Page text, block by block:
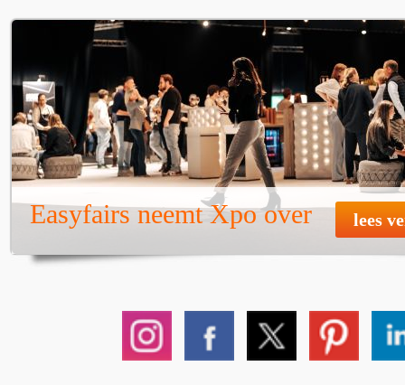
Easyfairs neemt Xpo over lees